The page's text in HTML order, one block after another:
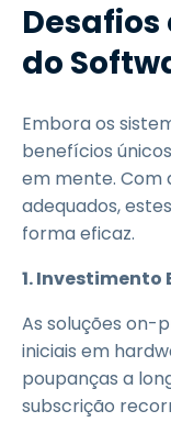
Desafios
do
Embora os
benefícios
em mente. Com
adequados,
forma eficaz.
1.
As soluções on-
iniciais em
poupanças a
subscrição